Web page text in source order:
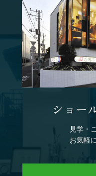
ショー
見学・
お気軽